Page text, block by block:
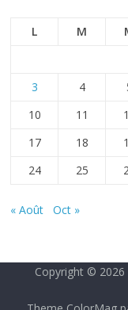
L
M
3
4
10
11
17
18
24
25
« Août Oct »
Copyright © 2026